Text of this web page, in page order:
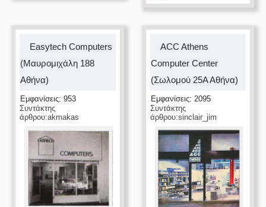
Easytech Computers
(Μαυρομιχάλη 188
Αθήνα)
Εμφανίσεις: 953
Συντάκτης
άρθρου:akmakas
ACC Athens
Computer Center
(Σωλομού 25Α Αθήνα)
Εμφανίσεις: 2095
Συντάκτης
άρθρου:sinclair_jim